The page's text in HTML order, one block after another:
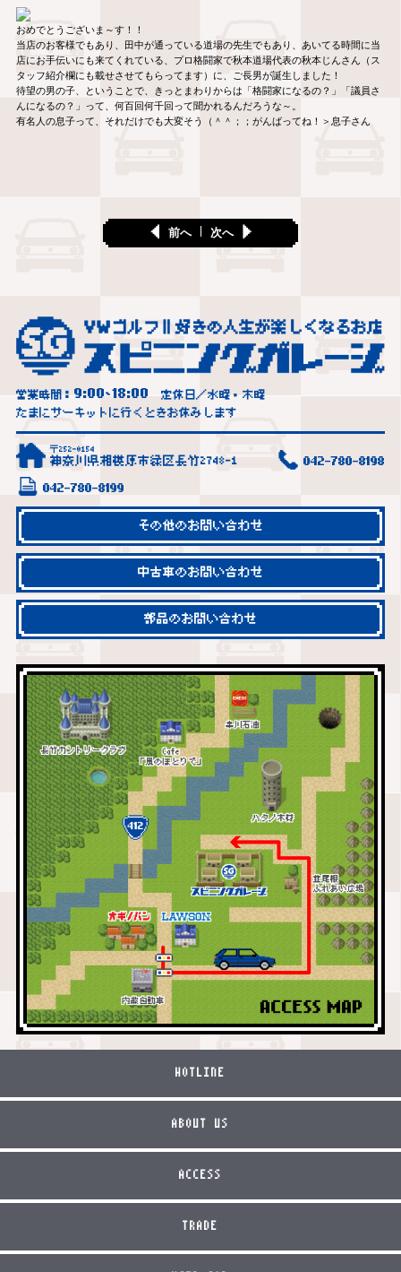
おめでとうございま～す！！
当店のお客様でもあり、田中が通っている道場の先生でもあり、あいてる時間に当
店にお手伝いにも来てくれている、プロ格闘家で秋本道場代表の秋本じんさん（ス
タッフ紹介欄にも載せさせてもらってます）に、ご長男が誕生しました！
待望の男の子、ということで、きっとまわりからは「格闘家になるの？」「議員さ
んになるの？」って、何百回何千回って聞かれるんだろうな～。
有名人の息子って、それだけでも大変そう（＾＾；；がんばってね！＞息子さん
前へ 次へ
営業時間：9:00~18:00定休日／水曜・木曜
たまにサーキットに行くときお休みします
〒252-0154
神奈川県相模原市緑区長竹2748-1 042-780-8198
042-780-8199
その他のお問い合わせ
中古車のお問い合わせ
部品のお問い合わせ
HOTLINE
ABOUT US
ACCESS
TRADE